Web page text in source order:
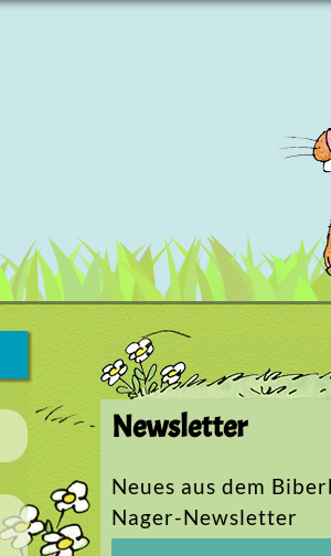
Newsletter
Neues aus dem
Nager-Newsletter